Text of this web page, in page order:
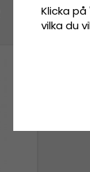
Klicka
vilka du